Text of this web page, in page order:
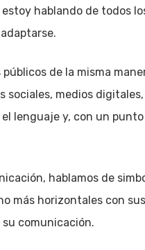
hablando de todos
públicos de la misma
sociales, medios
lenguaje y, con un
hablamos de
más horizontales con
comunicación.